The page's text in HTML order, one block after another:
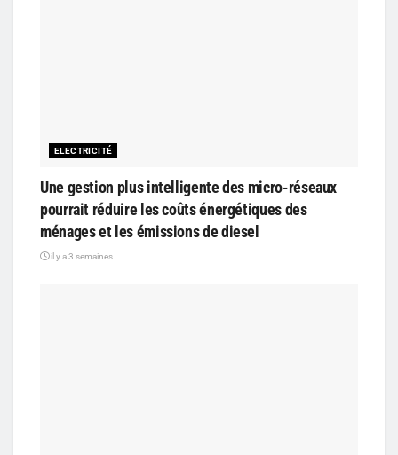
ELECTRICITÉ
Une gestion plus intelligente des micro-réseaux
pourrait réduire les coûts énergétiques des
ménages et les émissions de diesel
il y a 3 semaines